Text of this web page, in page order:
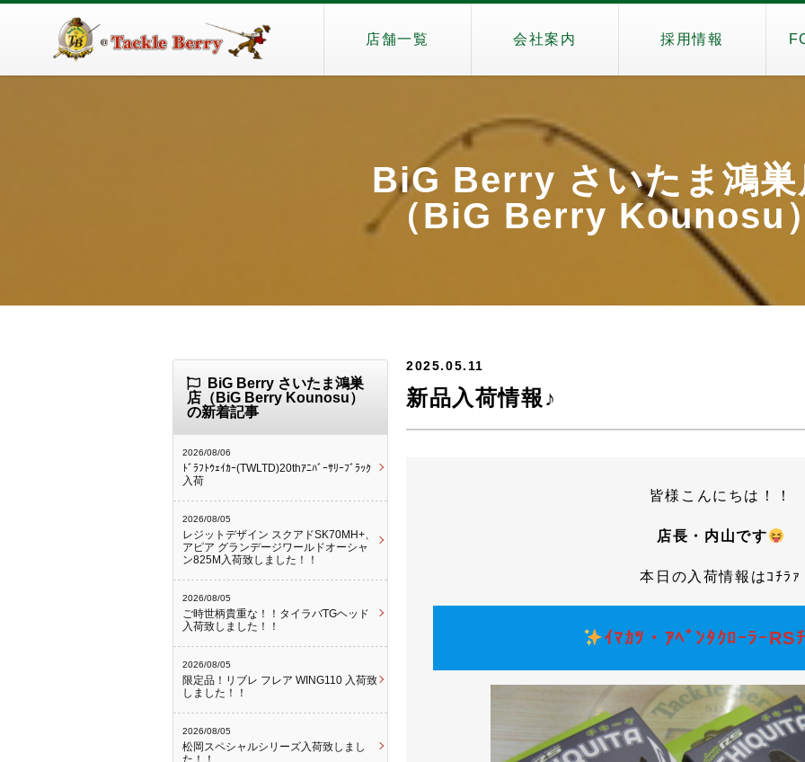
店舗一覧 会社案内 採用情報
BiG Berry さいたま鴻巣
（BiG Berry Kounosu
2025.05.11
新品入荷情報♪
皆様こんにちは！！
店長・内山です
本日の入荷情報はｺﾁﾗｧ
ｲﾏｶﾂ・ｱﾍﾞﾝﾀｸﾛｰﾗｰRS
BiG Berry さいたま鴻巣
店（BiG Berry Kounosu）
の新着記事
2026/08/06
ﾄﾞﾗﾌﾄｳｪｲｶｰ(TWLTD)20thｱﾆﾊﾞｰｻﾘｰﾌﾞﾗｯｸ
入荷
2026/08/05
レジットデザイン スクアドSK70MH+、
アピア グランデージワールドオーシャ
ン825M入荷致しました！！
2026/08/05
ご時世柄貴重な！！タイラバTGヘッド
入荷致しました！！
2026/08/05
限定品！リブレ フレア WING110 入荷致
しました！！
2026/08/05
松岡スペシャルシリーズ入荷致しまし
た！！